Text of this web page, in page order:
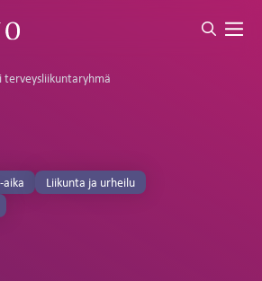
terveysliikuntaryhmä
aika
Liikunta ja urheilu